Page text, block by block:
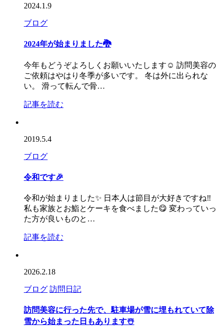
2024.1.9
ブログ
2024年が始まりました🐉
今年もどうぞよろしくお願いいたします☺️ 訪問美容の
ご依頼はやはり冬季が多いです。 冬は外に出られな
い。 滑って転んで骨…
記事を読む
2019.5.4
ブログ
令和です🎉
令和が始まりました✨ 日本人は節目が大好きですね‼️
私も家族とお鮨とケーキを食べました😋 変わっていっ
た方が良いものと…
記事を読む
2026.2.18
ブログ 訪問日記
訪問美容に行った先で、駐車場が雪に埋もれていて除
雪から始まった日もあります☃️